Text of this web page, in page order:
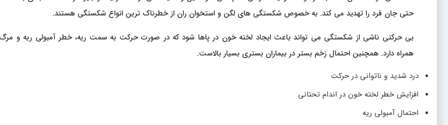
حتی جان فرد را تهدید می کند. به خصوص شکستگی های لگن و استخوان ران از خطرناک ترین انواع شکستگی هستند.
بی حرکتی ناشی از شکستگی می تواند باعث ایجاد لخته خون در پاها شود که در صورت حرکت به سمت ریه، خطر آمبولی ریه و مرگ
همراه دارد. همچنین احتمال زخم بستر در بیماران بستری بسیار بالاست.
درد شدید و ناتوانی در حرکت
افزایش خطر لخته خون در اندام تحتانی
احتمال آمبولی ریه